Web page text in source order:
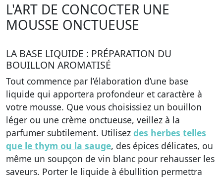
L'ART DE CONCOCTER UNE
MOUSSE ONCTUEUSE
LA BASE LIQUIDE : PRÉPARATION DU
BOUILLON AROMATISÉ
Tout commence par l’élaboration d’une base
liquide qui apportera profondeur et caractère à
votre mousse. Que vous choisissiez un bouillon
léger ou une crème onctueuse, veillez à la
parfumer subtilement. Utilisez des herbes telles
que le thym ou la sauge, des épices délicates, ou
même un soupçon de vin blanc pour rehausser les
saveurs. Porter le liquide à ébullition permettra